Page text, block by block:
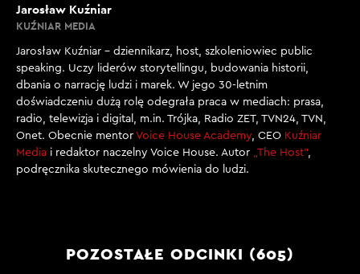
Jarosław Kuźniar
KUŹNIAR MEDIA
Jarosław Kuźniar – dziennikarz, host, szkoleniowiec public
speaking. Uczy liderów storytellingu, budowania historii,
dbania o narrację ludzi i marek. W jego 30-letnim
doświadczeniu dużą rolę odegrała praca w mediach: prasa,
radio, telewizja i digital, m.in. Trójka, Radio ZET, TVN24, TVN,
Onet. Obecnie mentor Voice House Academy, CEO Kuźniar
Media i redaktor naczelny Voice House. Autor „The Host”,
podręcznika skutecznego mówienia do ludzi.
POZOSTAŁE ODCINKI (605)